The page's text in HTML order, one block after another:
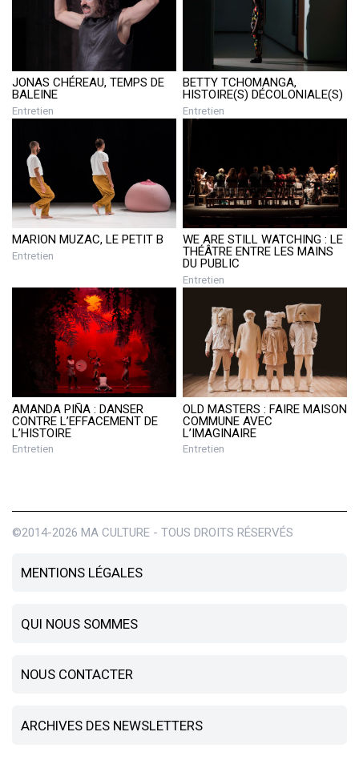
JONAS CHÉREAU, TEMPS DE
BALEINE
Entretien
BETTY TCHOMANGA,
HISTOIRE(S) DÉCOLONIALE(S)
Entretien
MARION MUZAC, LE PETIT B
Entretien
WE ARE STILL WATCHING : LE
THÉÂTRE ENTRE LES MAINS
DU PUBLIC
Entretien
AMANDA PIÑA : DANSER
CONTRE L’EFFACEMENT DE
L’HISTOIRE
Entretien
OLD MASTERS : FAIRE MAISON
COMMUNE AVEC
L’IMAGINAIRE
Entretien
©2014-2026 MA CULTURE - TOUS DROITS RÉSERVÉS
MENTIONS LÉGALES
QUI NOUS SOMMES
NOUS CONTACTER
ARCHIVES DES NEWSLETTERS